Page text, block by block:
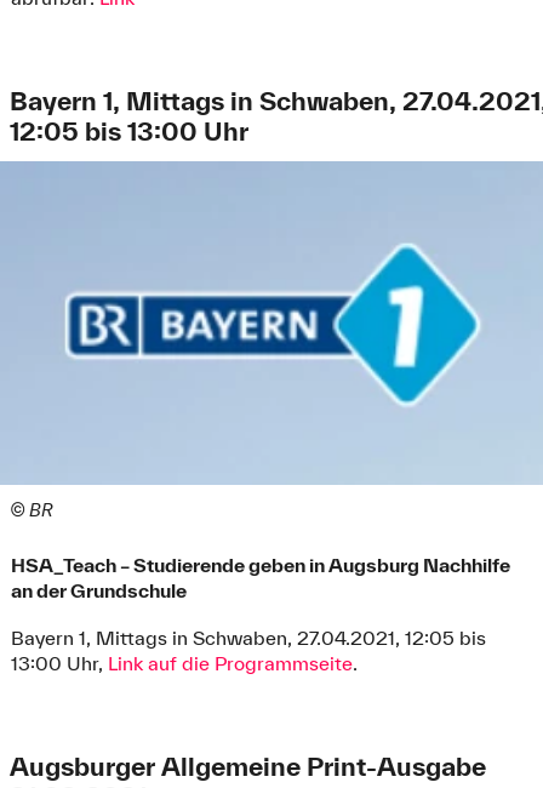
Bayern 1, Mittags in Schwaben,
12:05 bis 13:00 Uhr
© BR
HSA_Teach – Studierende geben in Augsburg Nachhilfe
an der Grundschule
Bayern 1, Mittags in Schwaben, 27.04.2021, 12:05 bis
13:00 Uhr, Link auf die Programmseite.
Augsburger Allgemeine Print-Ausgabe